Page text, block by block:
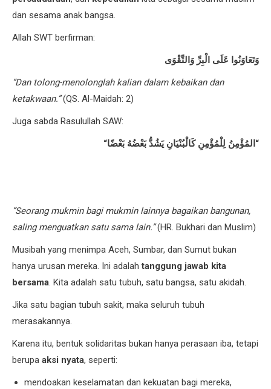
dan sesama anak bangsa.
Allah SWT berfirman:
وَتَعَاوَنُوا عَلَى الْبِرِّ وَالتَّقْوَى
“Dan tolong-menolonglah kalian dalam kebaikan dan
ketakwaan.”(QS. Al-Maidah: 2)
Juga sabda Rasulullah SAW:
“ المُؤْمِنُ لِلْمُؤْمِنِ كَالْبُنْيَانِ يَشُدُّ بَعْضُهُ بَعْضًا“
“Seorang mukmin bagi mukmin lainnya bagaikan bangunan,
saling menguatkan satu sama lain.”(HR. Bukhari dan Muslim)
Musibah yang menimpa Aceh, Sumbar, dan Sumut bukan
hanya urusan mereka. Ini adalahtanggung jawab kita
bersama . Kita adalah satu tubuh, satu bangsa, satu akidah.
Jika satu bagian tubuh sakit, maka seluruh tubuh
merasakannya.
Karena itu, bentuk solidaritas bukan hanya perasaan iba, tetapi
berupa aksi nyata, seperti:
mendoakan keselamatan dan kekuatan bagi mereka,